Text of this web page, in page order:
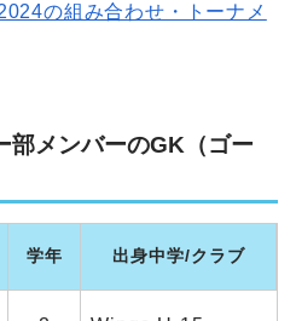
の組み合わせ・トーナメ
部メンバーのGK（ゴー
学年 出身中学/クラブ